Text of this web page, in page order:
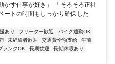
かす仕事が好き」 「そろそろ正社
ートの時間もしっかり確保した
あり フリーター歓迎
バイク通勤OK
未経験者歓迎 交通費全額支給
午前
ランクOK 長期歓迎
長期休暇あり